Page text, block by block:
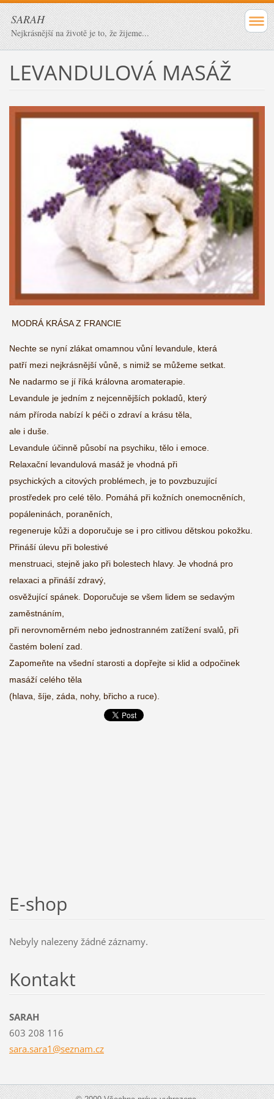
SARAH
Nejkrásnější na životě je to, že žijeme...
LEVANDULOVÁ MASÁŽ
MODRÁ KRÁSA Z FRANCIE
Nechte se nyní zlákat omamnou vůní levandule, která
patří mezi nejkrásnější vůně, s nimiž se můžeme setkat.
Ne nadarmo se jí říká královna aromaterapie.
Levandule je jedním z nejcennějších pokladů, který
nám příroda nabízí k péči o zdraví a krásu těla,
ale i duše.
Levandule účinně působí na psychiku, tělo i emoce.
Relaxační levandulová masáž je vhodná při
psychických a citových problémech, je to povzbuzující
prostředek pro celé tělo. Pomáhá při kožních onemocněních,
popáleninách, poraněních,
regeneruje kůži a doporučuje se i pro citlivou dětskou pokožku.
Přináší úlevu při bolestivé
menstruaci, stejně jako při bolestech hlavy. Je vhodná pro
relaxaci a přináší zdravý,
osvěžující spánek. Doporučuje se všem lidem se sedavým
zaměstnáním,
při nerovnoměrném nebo jednostranném zatížení svalů, při
častém bolení zad.
Zapomeňte na všední starosti a dopřejte si klid a odpočinek
masáží celého těla
(hlava, šíje, záda, nohy, břicho a ruce).
E-shop
Nebyly nalezeny žádné záznamy.
Kontakt
SARAH
603 208 116
sara.sara1@seznam.cz